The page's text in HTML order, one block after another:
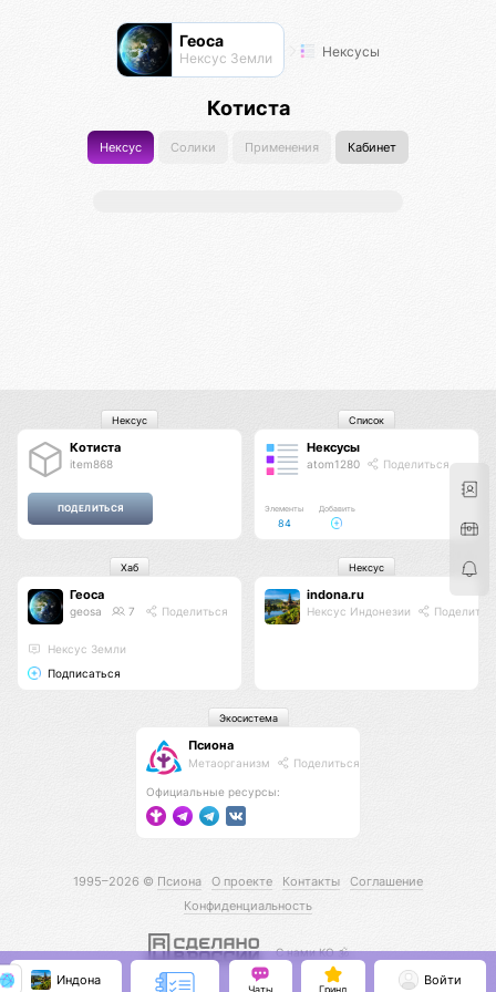
Геоса
Нексус Земли Нексусы
Котиста
Нексус Солики Применения Кабинет
Котиста
item868
Нексус
Нексусы
atom1280 Поделиться
Элементы
84
Добавить
Список
Геоса
geosa 7 Поделиться
Нексус Земли
Подписаться
Хаб
indona.ru
Нексус Индонезии
Нексус
Псиона
Метаорганизм Поделиться
Официальные ресурсы:
Экосистема
1995–2026 © Псиона О проекте Контакты
Соглашение
Конфиденциальность
С нами КО 🕉️
Индона
Чаты Гринд
Войти